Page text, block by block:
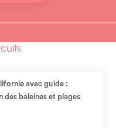
avec guide :
des baleines et plages